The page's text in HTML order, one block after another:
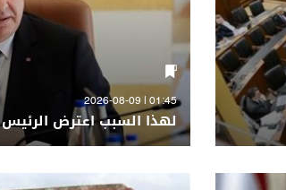
01:45 | 2026-08-09
لهذا السبب اعترض الرئيس